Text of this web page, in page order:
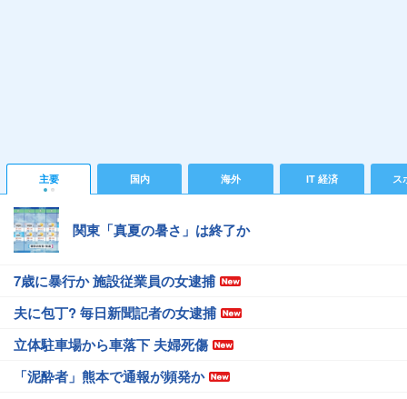
主要 国内 海外 IT 経済 ス
関東「真夏の暑さ」は終了か
7歳に暴行か 施設従業員の女逮捕
夫に包丁? 毎日新聞記者の女逮捕
立体駐車場から車落下 夫婦死傷
「泥酔者」熊本で通報が頻発か